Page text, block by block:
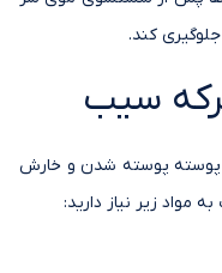
کند.
سیب
پوسته پوسته شدن و خارش
زیر نیاز دارید: